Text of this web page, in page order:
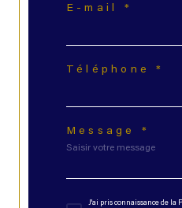
E-mail *
Téléphone *
Message *
J'ai pris connaissance de